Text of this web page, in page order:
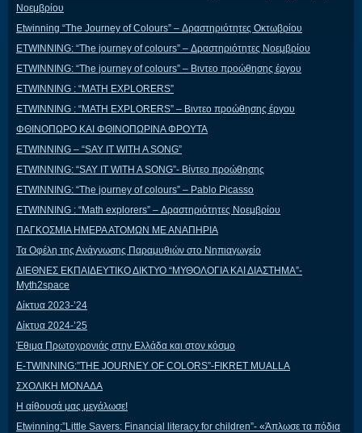
Νοεμβρίου
Etwinning “The Journey of Colours” – Δραστηριότητες Οκτωβρίου
ETWINNING: “The journey of colours” – Δραστηριότητες Νοεμβρίου
ETWINNING: “The journey of colours” – Βιντεο προώθησης έργου
ETWINNING : “MATH EXPLORERS”
ETWINNING : “MATH EXPLORERS” – Βιντεο προώθησης έργου
ΦΘΙΝΟΠΩΡΟ ΚΑΙ ΦΘΙΝΟΠΩΡΙΝΑ ΦΡΟΥΤΑ
ETWINNING – “SAY IT WITH A SONG”
ETWINNING: “SAY IT WITH A SONG”- Βίντεο προώθησης
ETWINNING: “The journey of colours” – Pablo Picasso
ETWINNING : “Math explorers” – Δραστηριότητες Νοεμβρίου
ΠΑΓΚΟΣΜΙΑ ΗΜΕΡΑ ΑΤΟΜΩΝ ΜΕ ΑΝΑΠΗΡΙΑ
Τα Οφέλη της Ανάγνωσης Παραμυθιών στο Νηπιαγωγείο
ΔΙΕΘΝΕΣ ΕΚΠΑΙΔΕΥΤΙΚΟ ΔΙΚΤΥΟ “ΜΥΘΟΛΟΓΙΑ ΚΑΙ ΔΙΑΣΤΗΜΑ”-
Myth2space
Δίκτυα 2023-’24
Δίκτυα 2024-’25
Έθιμα Πρωτοχρονιάς στην Ελλάδα και στον κόσμο
E-TWINNING:”THE JOURNEY OF COLORS”-FIKRET MUALLA
ΣΧΟΛΙΚΗ ΜΟΝΑΔΑ
Η αίθουσά μας μεγάλωσε!
Etwinning:”Little Savers: Financial literacy for children”- «Άπλωσε τα πόδια